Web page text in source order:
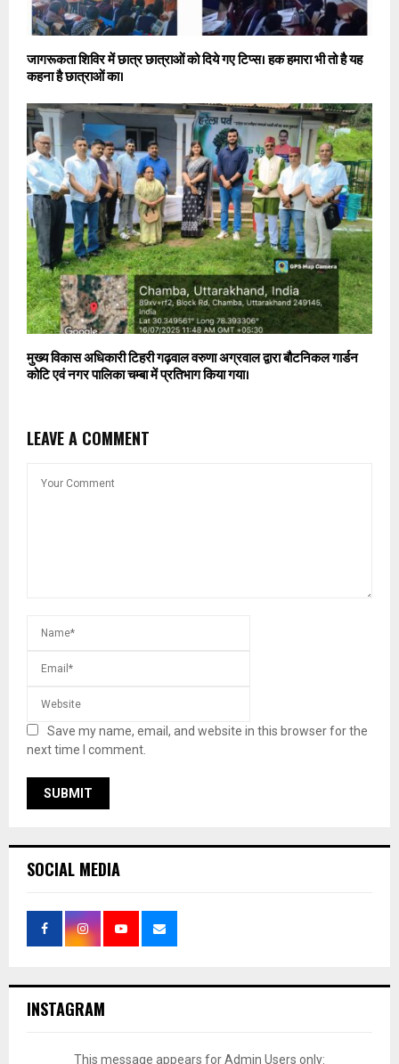
जागरूकता शिविर में छात्र छात्राओं को दिये गए टिप्स। हक हमारा भी तो है यह
कहना है छात्राओं का।
मुख्य विकास अधिकारी टिहरी गढ़वाल वरुणा अग्रवाल द्वारा बौटनिकल गार्डन
कोटि एवं नगर पालिका चम्बा में प्रतिभाग किया गया।
LEAVE A COMMENT
Save my name, email, and website in this browser for the
next time I comment.
SOCIAL MEDIA
INSTAGRAM
This message appears for Admin Users only: